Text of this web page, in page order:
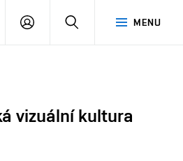
MENU
PŘIHLÁSIT
vizuální kultura